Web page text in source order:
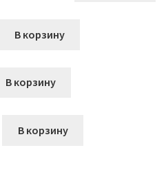
В корзину
В корзину
В корзину